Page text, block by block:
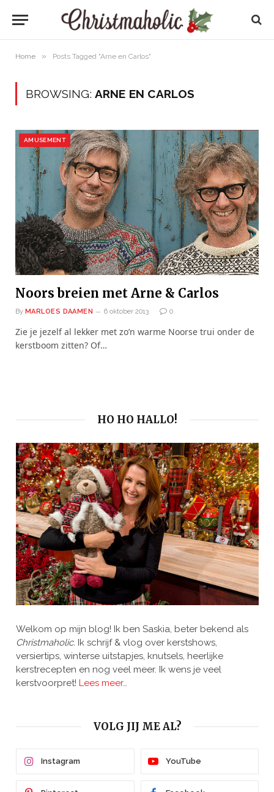
Home » Posts Tagged "Arne en Carlos"
BROWSING: ARNE EN CARLOS
AMUSEMENT
Noors breien met Arne & Carlos
By MARLOES DAAMEN 6 oktober 2013 0
Zie je jezelf al lekker met zo’n warme Noorse trui onder de
kerstboom zitten? Of…
HO HO HALLO!
Welkom op mijn blog! Ik ben Saskia, beter bekend als
Christmaholic. Ik schrijf & vlog over kerstshows,
versiertips, winterse uitstapjes, knutsels, heerlijke
kerstrecepten en nog veel meer. Ik wens je veel
kerstvoorpret! Lees meer…
VOLG JIJ ME AL?
Instagram YouTube